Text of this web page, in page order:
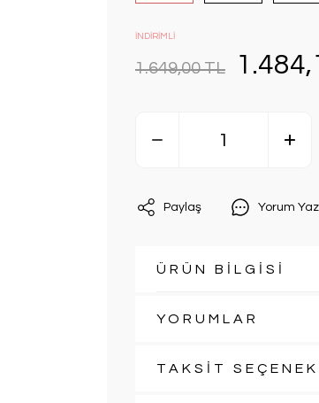
İNDİRİMLİ
1.649,00 TL
Paylaş Yorum Yaz
ÜRÜN BİLGİSİ
YORUMLAR
TAKSİT